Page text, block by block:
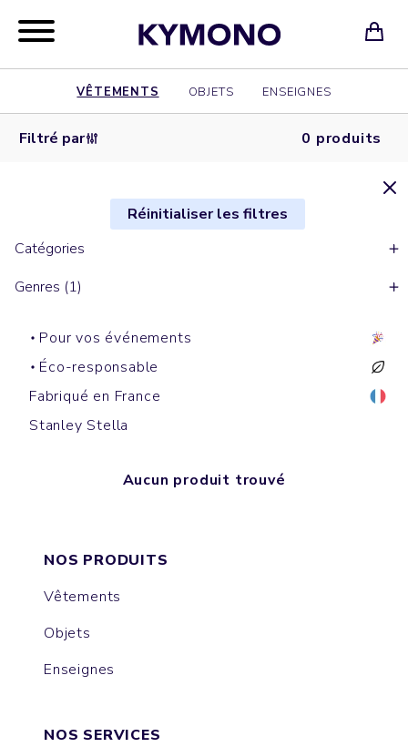
VÊTEMENTS OBJETS ENSEIGNES
Filtré par 0 produits
Réinitialiser les filtres
Catégories
Genres (1)
Pour vos événements
Éco-responsable
Fabriqué en France
Stanley Stella
Aucun produit trouvé
NOS PRODUITS
Vêtements
Objets
Enseignes
NOS SERVICES